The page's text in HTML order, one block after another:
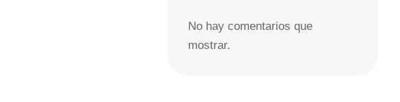
No hay comentarios que
mostrar.